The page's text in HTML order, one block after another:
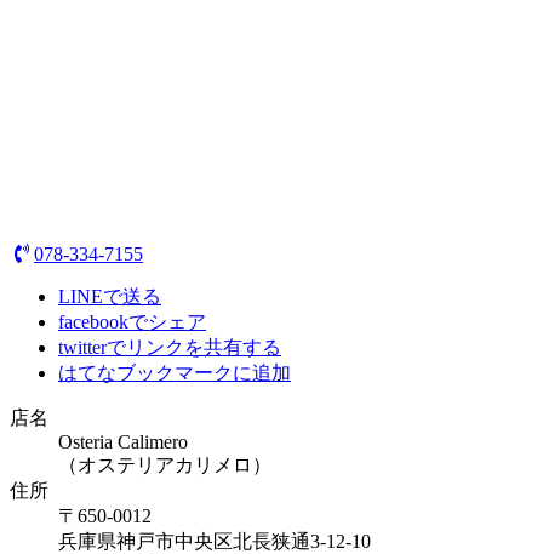
078-334-7155
LINEで送る
facebookでシェア
twitterでリンクを共有する
はてなブックマークに追加
店名
Osteria Calimero
（オステリアカリメロ）
住所
〒650-0012
兵庫県神戸市中央区北長狭通3-12-10